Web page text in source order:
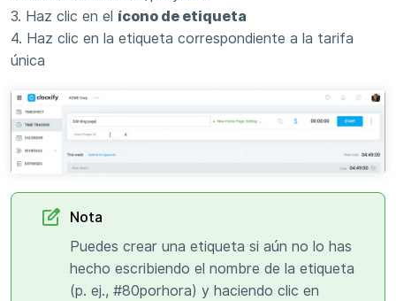
3. Haz clic en el ícono de etiqueta
4. Haz clic en la etiqueta correspondiente a la tarifa
única
Nota
Puedes crear una etiqueta si aún no lo has
hecho escribiendo el nombre de la etiqueta
(p. ej., #80porhora) y haciendo clic en